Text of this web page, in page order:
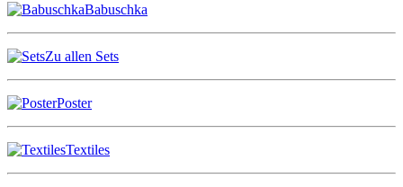
Babuschka
Zu allen Sets
Poster
Textiles